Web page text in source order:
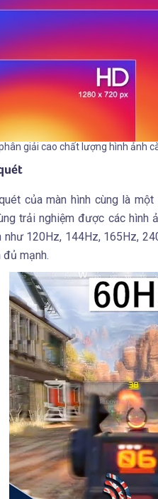
giải cao chất lượng hình ảnh
của màn hình cùng là
trải nghiệm được các hình
như 120Hz, 144Hz, 165Hz,
đủ mạnh.